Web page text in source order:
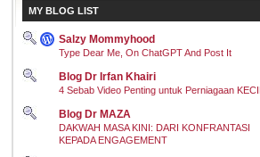
MY BLOG LIST
Salzy Mommyhood
Type Dear Me, On ChatGPT And Post It
Blog Dr Irfan Khairi
4 Sebab Video Penting untuk Perniagaan KECIL
Blog Dr MAZA
DAKWAH MASA KINI: DARI KONFRANTASI
KEPADA ENGAGEMENT